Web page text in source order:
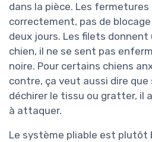
dans la pièce. Les
correctement, pas de
deux jours. Les filets
chien, il ne se sent pas
noire. Pour certains chiens
contre, ça veut aussi dire que
déchirer le tissu ou gratter, il
à attaquer.
Le système pliable est plutôt